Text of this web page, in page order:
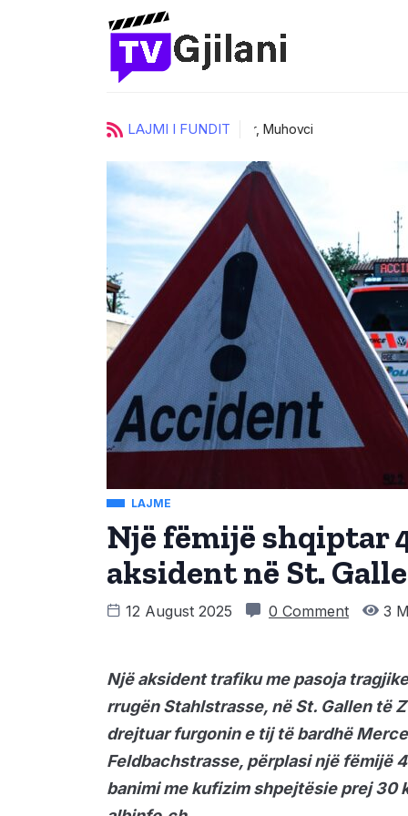
LAJMI I FUNDIT UKZ zgjedh katër
LAJME
Një fëmijë shqiptar
aksident në St.
12 August 2025 0 Comment 3
Një aksident trafiku me pasoja
rrugën Stahlstrasse, në St. Gallen të
drejtuar furgonin e tij të bardhë
Feldbachstrasse, përplasi një fëmijë
banimi me kufizim shpejtësie prej 30